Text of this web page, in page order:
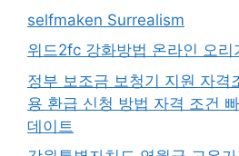
selfmaken Surrealism
위드2fc 강화방법 온라인 오리
정부 보조금 보청기 지원 자격
용 환급 신청 방법 자격 조건
데이트